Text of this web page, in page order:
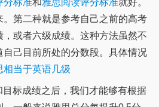
分标准和雅思阅读评分标准就好。
第二种就是参考自己之前的高考
或者六级成绩。这种方法虽然不
己目前所处的分数段。具体情况
相当于英语几级
标成绩之后，我们才能够有根据